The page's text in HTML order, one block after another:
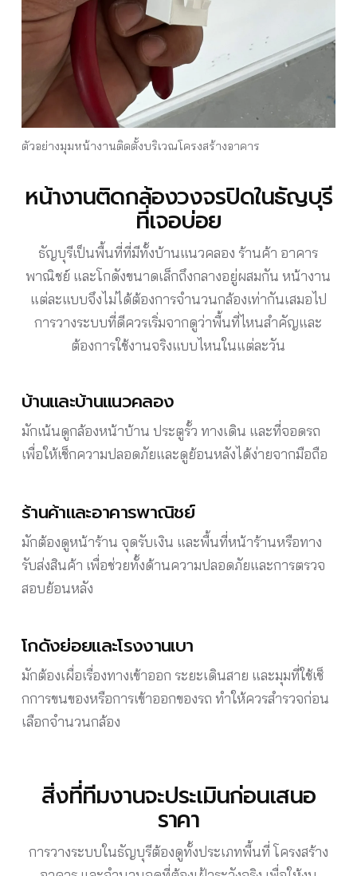
ตัวอย่างมุมหน้างานติดตั้งบริเวณโครงสร้างอาคาร
หน้างานติดกล้องวงจรปิดในธัญบุรี
ที่เจอบ่อย
ธัญบุรีเป็นพื้นที่ที่มีทั้งบ้านแนวคลอง ร้านค้า อาคาร
พาณิชย์ และโกดังขนาดเล็กถึงกลางอยู่ผสมกัน หน้างาน
แต่ละแบบจึงไม่ได้ต้องการจำนวนกล้องเท่ากันเสมอไป
การวางระบบที่ดีควรเริ่มจากดูว่าพื้นที่ไหนสำคัญและ
ต้องการใช้งานจริงแบบไหนในแต่ละวัน
บ้านและบ้านแนวคลอง
มักเน้นดูกล้องหน้าบ้าน ประตูรั้ว ทางเดิน และที่จอดรถ
เพื่อให้เช็กความปลอดภัยและดูย้อนหลังได้ง่ายจากมือถือ
ร้านค้าและอาคารพาณิชย์
มักต้องดูหน้าร้าน จุดรับเงิน และพื้นที่หน้าร้านหรือทาง
รับส่งสินค้า เพื่อช่วยทั้งด้านความปลอดภัยและการตรวจ
สอบย้อนหลัง
โกดังย่อยและโรงงานเบา
มักต้องเผื่อเรื่องทางเข้าออก ระยะเดินสาย และมุมที่ใช้เช็
กการขนของหรือการเข้าออกของรถ ทำให้ควรสำรวจก่อน
เลือกจำนวนกล้อง
สิ่งที่ทีมงานจะประเมินก่อนเสนอ
ราคา
การวางระบบในธัญบุรีต้องดูทั้งประเภทพื้นที่ โครงสร้าง